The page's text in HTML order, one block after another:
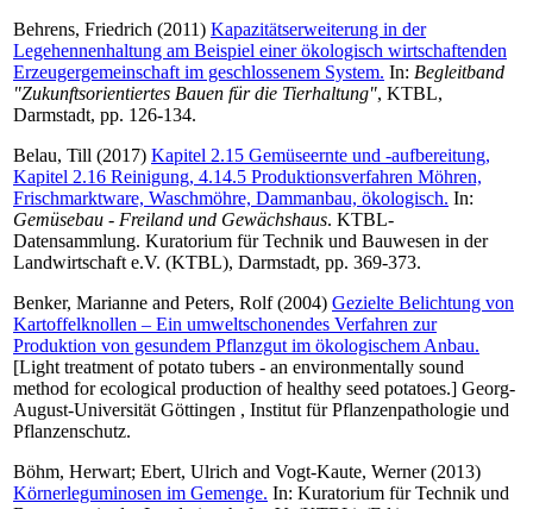
Behrens, Friedrich (2011) Kapazitätserweiterung in der
Legehennenhaltung am Beispiel einer ökologisch wirtschaftenden
Erzeugergemeinschaft im geschlossenem System. In: Begleitband
"Zukunftsorientiertes Bauen für die Tierhaltung", KTBL,
Darmstadt, pp. 126-134.
Belau, Till (2017) Kapitel 2.15 Gemüseernte und -aufbereitung,
Kapitel 2.16 Reinigung, 4.14.5 Produktionsverfahren Möhren,
Frischmarktware, Waschmöhre, Dammanbau, ökologisch. In:
Gemüsebau - Freiland und Gewächshaus. KTBL-
Datensammlung. Kuratorium für Technik und Bauwesen in der
Landwirtschaft e.V. (KTBL), Darmstadt, pp. 369-373.
Benker, Marianne and Peters, Rolf(2004) Gezielte Belichtung von
Kartoffelknollen – Ein umweltschonendes Verfahren zur
Produktion von gesundem Pflanzgut im ökologischem Anbau.
[Light treatment of potato tubers - an environmentally sound
method for ecological production of healthy seed potatoes.] Georg-
August-Universität Göttingen , Institut für Pflanzenpathologie und
Pflanzenschutz.
Böhm, Herwart; Ebert, Ulrich and Vogt-Kaute, Werner(2013)
Körnerleguminosen im Gemenge. In: Kuratorium für Technik und